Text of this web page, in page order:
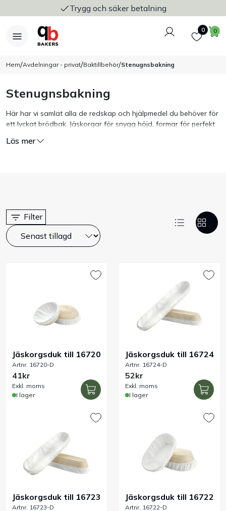
Trygg och säker betalning
Logga in
Favoriter
0 0
Nyheter
Bakers Pureline
Utensilier
Råvaruhantering & lagring
Exponering & servering
Städutrustning
Arbetskläder
Monin
Handla efter bransch
Varumärken
Hem/Avdelningar - privat/Baktillbehör/Stenugnsbakning
Stenugnsbakning
Här har vi samlat alla de redskap och hjälpmedel du behöver för
ett lyckat brödbak. Jäskorgar för snygg höjd, formar för perfekt
personliga signaturen.
Läs mer
Filter
Jäskorgsduk till 16720
Artnr. 16720-D
41kr
Exkl. moms
I lager
Jäskorgsduk till 16724
Artnr. 16724-D
52kr
Exkl. moms
I lager
Jäskorgsduk till 16723
Artnr. 16723-D
Jäskorgsduk till 16722
Artnr. 16722-D